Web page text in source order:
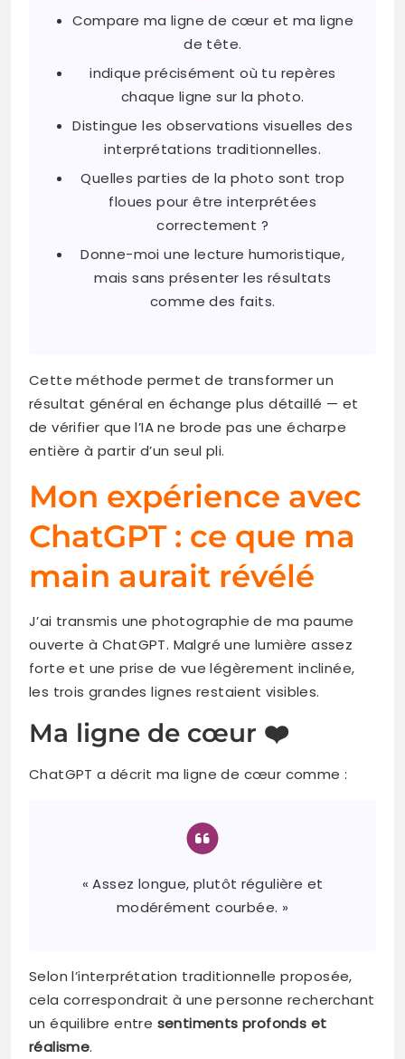
Compare ma ligne de cœur et ma ligne
de tête.
indique précisément où tu repères
chaque ligne sur la photo.
Distingue les observations visuelles des
interprétations traditionnelles.
Quelles parties de la photo sont trop
floues pour être interprétées
correctement ?
Donne-moi une lecture humoristique,
mais sans présenter les résultats
comme des faits.
Cette méthode permet de transformer un
résultat général en échange plus détaillé — et
de vérifier que l’IA ne brode pas une écharpe
entière à partir d’un seul pli.
Mon expérience avec
ChatGPT : ce que ma
main aurait révélé
J’ai transmis une photographie de ma paume
ouverte à ChatGPT. Malgré une lumière assez
forte et une prise de vue légèrement inclinée,
les trois grandes lignes restaient visibles.
Ma ligne de cœur ❤️
ChatGPT a décrit ma ligne de cœur comme :
« Assez longue, plutôt régulière et
modérément courbée. »
Selon l’interprétation traditionnelle proposée,
cela correspondrait à une personne recherchant
un équilibre entre sentiments profonds et
réalisme.